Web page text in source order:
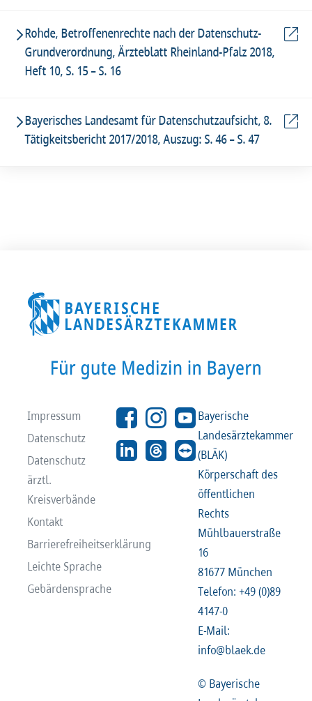
Rohde, Betroffenenrechte nach der Datenschutz-
Grundverordnung, Ärzteblatt Rheinland-Pfalz 2018,
Heft 10, S. 15 – S. 16
Bayerisches Landesamt für Datenschutzaufsicht, 8.
Tätigkeitsbericht 2017/2018, Auszug: S. 46 – S. 47
Impressum
Datenschutz
Datenschutz
ärztl.
Kreisverbände
Kontakt
Barrierefreiheitserklärung
Leichte Sprache
Gebärdensprache
Bayerische
Landesärztekammer
(BLÄK)
Körperschaft des
öffentlichen
Rechts
Mühlbauerstraße
16
81677 München
Telefon: +49 (0)89
4147-0
E-Mail:
info@blaek.de
© Bayerische